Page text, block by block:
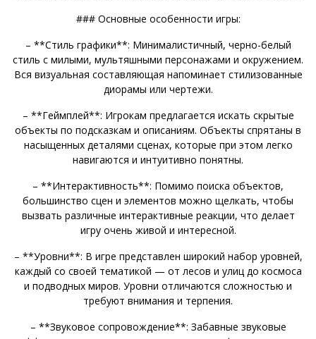
### Основные особенности игры:
– **Стиль графики**: Минималистичный, черно-белый
стиль с милыми, мультяшными персонажами и окружением.
Вся визуальная составляющая напоминает стилизованные
диорамы или чертежи.
– **Геймплей**: Игрокам предлагается искать скрытые
объекты по подсказкам и описаниям. Объекты спрятаны в
насыщенных деталями сценах, которые при этом легко
навигаются и интуитивно понятны.
– **Интерактивность**: Помимо поиска объектов,
большинство сцен и элементов можно щелкать, чтобы
вызвать различные интерактивные реакции, что делает
игру очень живой и интересной.
– **Уровни**: В игре представлен широкий набор уровней,
каждый со своей тематикой — от лесов и улиц до космоса
и подводных миров. Уровни отличаются сложностью и
требуют внимания и терпения.
– **Звуковое сопровождение**: Забавные звуковые